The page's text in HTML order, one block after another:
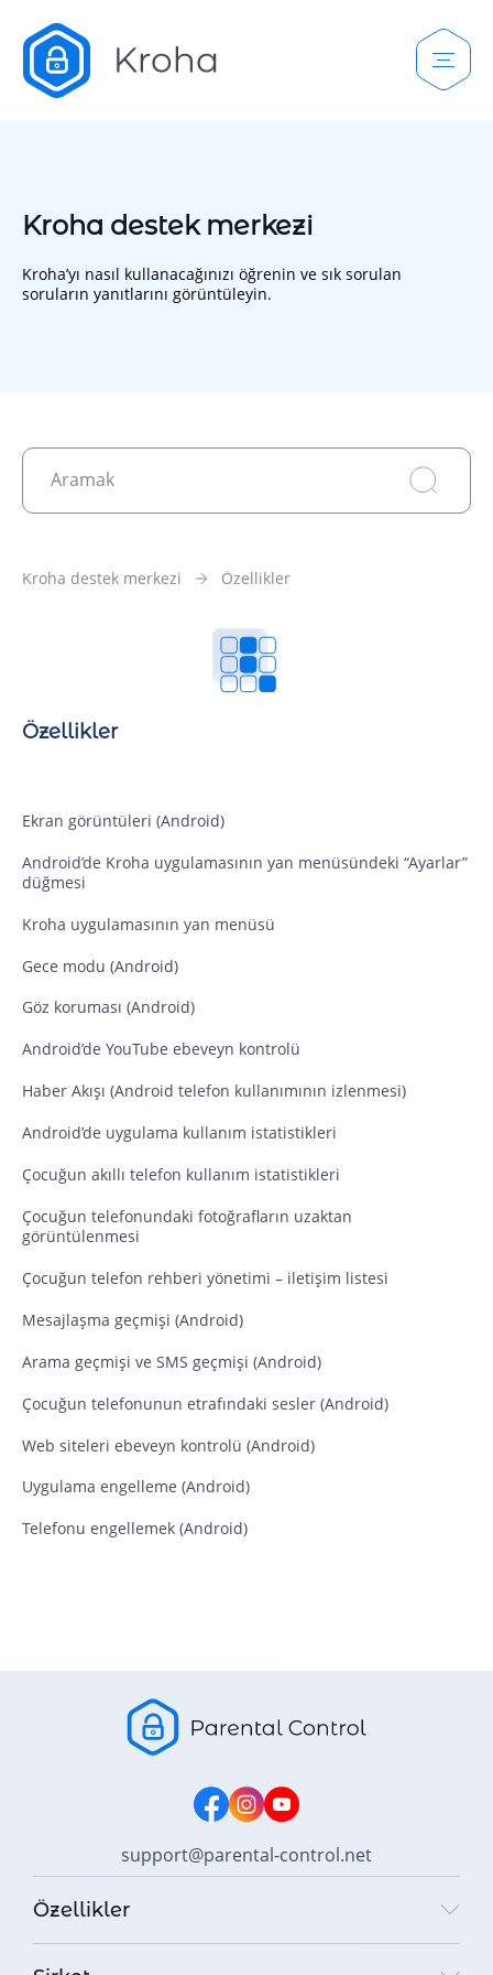
Kroha destek merkezi
Kroha’yı nasıl kullanacağınızı öğrenin ve sık sorulan
soruların yanıtlarını görüntüleyin.
Aramak
Kroha destek merkezi Özellikler
Özellikler
Ekran görüntüleri (Android)
Android’de Kroha uygulamasının yan menüsündeki “Ayarlar”
düğmesi
Kroha uygulamasının yan menüsü
Gece modu (Android)
Göz koruması (Android)
Android’de YouTube ebeveyn kontrolü
Haber Akışı (Android telefon kullanımının izlenmesi)
Android’de uygulama kullanım istatistikleri
Çocuğun akıllı telefon kullanım istatistikleri
Çocuğun telefonundaki fotoğrafların uzaktan
görüntülenmesi
Çocuğun telefon rehberi yönetimi – iletişim listesi
Mesajlaşma geçmişi (Android)
Arama geçmişi ve SMS geçmişi (Android)
Çocuğun telefonunun etrafındaki sesler (Android)
Web siteleri ebeveyn kontrolü (Android)
Uygulama engelleme (Android)
Telefonu engellemek (Android)
support@parental-control.net
Özellikler